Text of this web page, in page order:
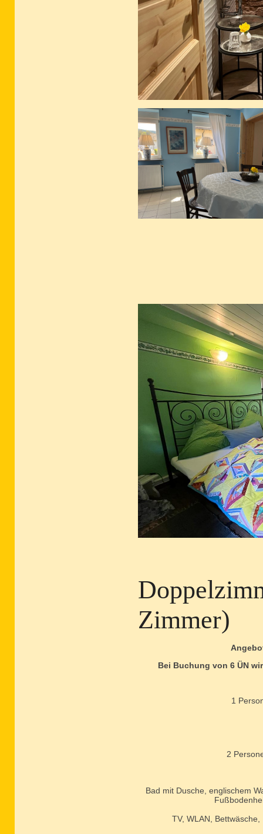
Zimmer)
Bei Buchung von 6 ÜN
1
2
Bad mit Dusche, englischem
TV, WLAN,